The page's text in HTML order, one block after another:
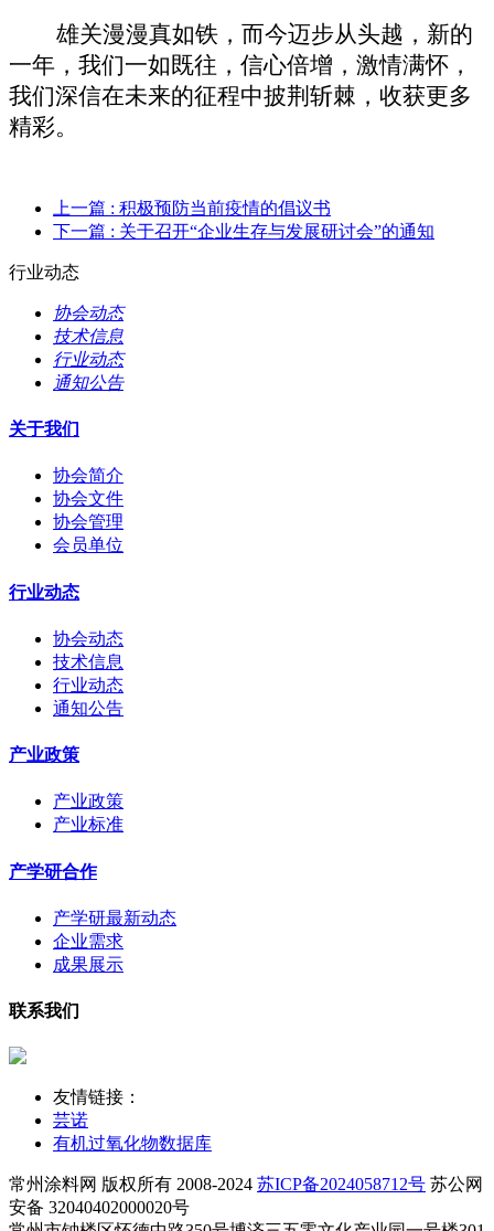
雄关漫漫真如铁，而今迈步从头越，新的
一年，我们一如既往，信心倍增，激情满怀，
我们深信在未来的征程中披荆斩棘，收获更多
精彩。
上一篇 : 积极预防当前疫情的倡议书
下一篇 : 关于召开“企业生存与发展研讨会”的通知
行业动态
协会动态
技术信息
行业动态
通知公告
关于我们
协会简介
协会文件
协会管理
会员单位
行业动态
协会动态
技术信息
行业动态
通知公告
产业政策
产业政策
产业标准
产学研合作
产学研最新动态
企业需求
成果展示
联系我们
友情链接：
芸诺
有机过氧化物数据库
常州涂料网 版权所有 2008-2024 苏ICP备2024058712号 苏公网
安备 32040402000020号